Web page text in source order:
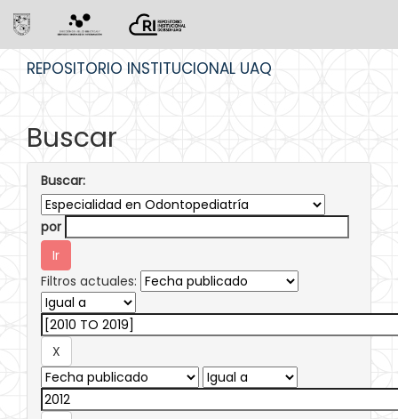
REPOSITORIO INSTITUCIONAL UAQ
Buscar
Buscar:
por
Filtros actuales: